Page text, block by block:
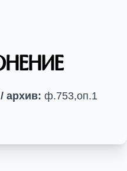
архив: ф.753,оп.1